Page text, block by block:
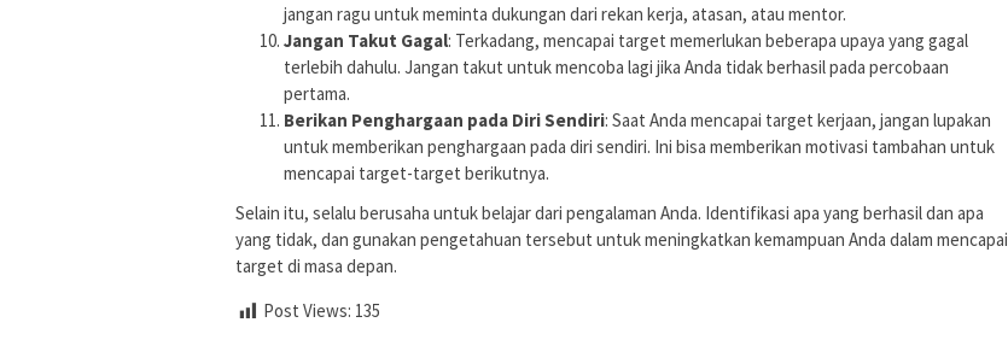
jangan ragu untuk meminta dukungan dari rekan kerja, atasan, atau mentor.
Jangan Takut Gagal: Terkadang, mencapai target memerlukan beberapa upaya yang gagal
terlebih dahulu. Jangan takut untuk mencoba lagi jika Anda tidak berhasil pada percobaan
pertama.
Berikan Penghargaan pada Diri Sendiri: Saat Anda mencapai target kerjaan, jangan lupakan
untuk memberikan penghargaan pada diri sendiri. Ini bisa memberikan motivasi tambahan untuk
mencapai target-target berikutnya.
Selain itu, selalu berusaha untuk belajar dari pengalaman Anda. Identifikasi apa yang berhasil dan apa
yang tidak, dan gunakan pengetahuan tersebut untuk meningkatkan kemampuan Anda dalam mencapai
target di masa depan.
Post Views: 135